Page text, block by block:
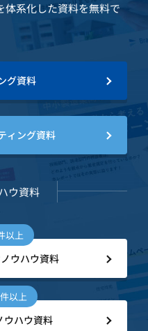
体系化した資料を無料で
グ資料
ィング資料
ウ資料
以上
ウハウ資料
以上
ウハウ資料